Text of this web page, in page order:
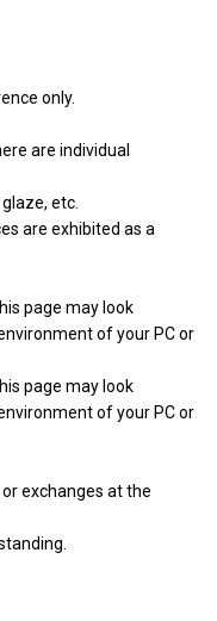
only.
are individual
etc.
are exhibited as a
page may look
of your PC or
page may look
of your PC or
exchanges at the